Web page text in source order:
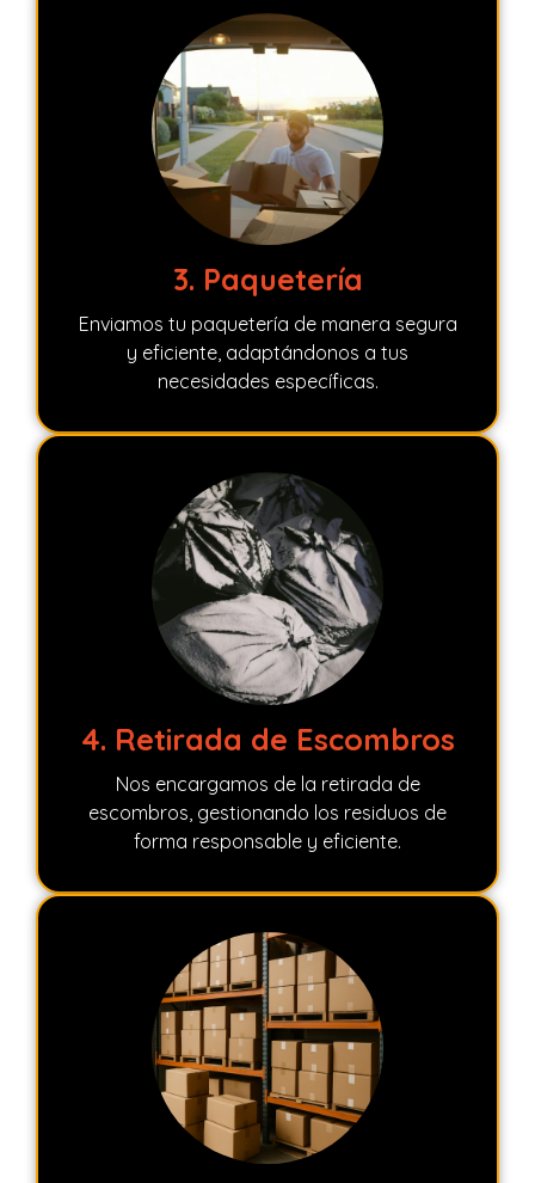
3. Paquetería
Enviamos tu paquetería de manera segura
y eficiente, adaptándonos a tus
necesidades específicas.
4. Retirada de Escombros
Nos encargamos de la retirada de
escombros, gestionando los residuos de
forma responsable y eficiente.